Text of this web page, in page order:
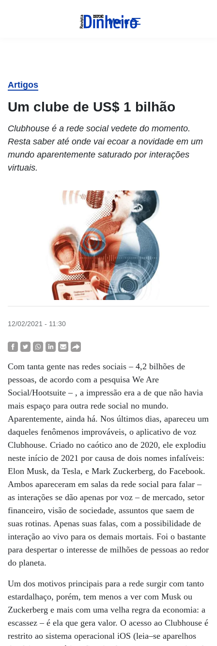
Menu
Artigos
Um clube de US$ 1 bilhão
Clubhouse é a rede social vedete do momento.
Resta saber até onde vai ecoar a novidade em um
mundo aparentemente saturado por interações
virtuais.
12/02/2021 - 11:30
Com tanta gente nas redes sociais – 4,2 bilhões de
pessoas, de acordo com a pesquisa We Are
Social/Hootsuite – , a impressão era a de que não havia
mais espaço para outra rede social no mundo.
Aparentemente, ainda há. Nos últimos dias, apareceu um
daqueles fenômenos improváveis, o aplicativo de voz
Clubhouse. Criado no caótico ano de 2020, ele explodiu
neste início de 2021 por causa de dois nomes infalíveis:
Elon Musk, da Tesla, e Mark Zuckerberg, do Facebook.
Ambos apareceram em salas da rede social para falar –
as interações se dão apenas por voz – de mercado, setor
financeiro, visão de sociedade, assuntos que saem de
suas rotinas. Apenas suas falas, com a possibilidade de
interação ao vivo para os demais mortais. Foi o bastante
para despertar o interesse de milhões de pessoas ao redor
do planeta.
Um dos motivos principais para a rede surgir com tanto
estardalhaço, porém, tem menos a ver com Musk ou
Zuckerberg e mais com uma velha regra da economia: a
escassez – é ela que gera valor. O acesso ao Clubhouse é
restrito ao sistema operacional iOS (leia–se aparelhos